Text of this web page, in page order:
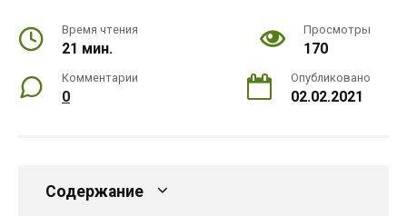
Время чтения
21 мин.
Просмотры
170
Комментарии
0
Опубликовано
02.02.2021
Содержание